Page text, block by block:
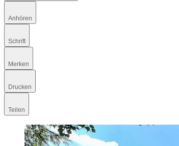
Anhören
Schrift
Merken
Drucken
Teilen